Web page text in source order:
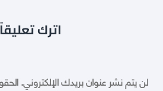
اترك تعليقاً
لن يتم نشر عنوان بريدك الإلكتروني.